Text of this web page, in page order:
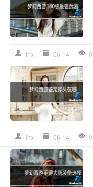
lhx 06-14 0
lhx 06-14 0